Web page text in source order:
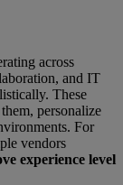
across
and IT
These
personalize
For
vendors
experience level